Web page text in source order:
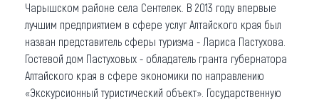
Чарышском районе села Сентелек. В 2013 году впервые
лучшим предприятием в сфере услуг Алтайского края был
назван представитель сферы туризма - Лариса Пастухова.
Гостевой дом Пастуховых - обладатель гранта губернатора
Алтайского края в сфере экономики по направлению
«Экскурсионный туристический объект». Государственную